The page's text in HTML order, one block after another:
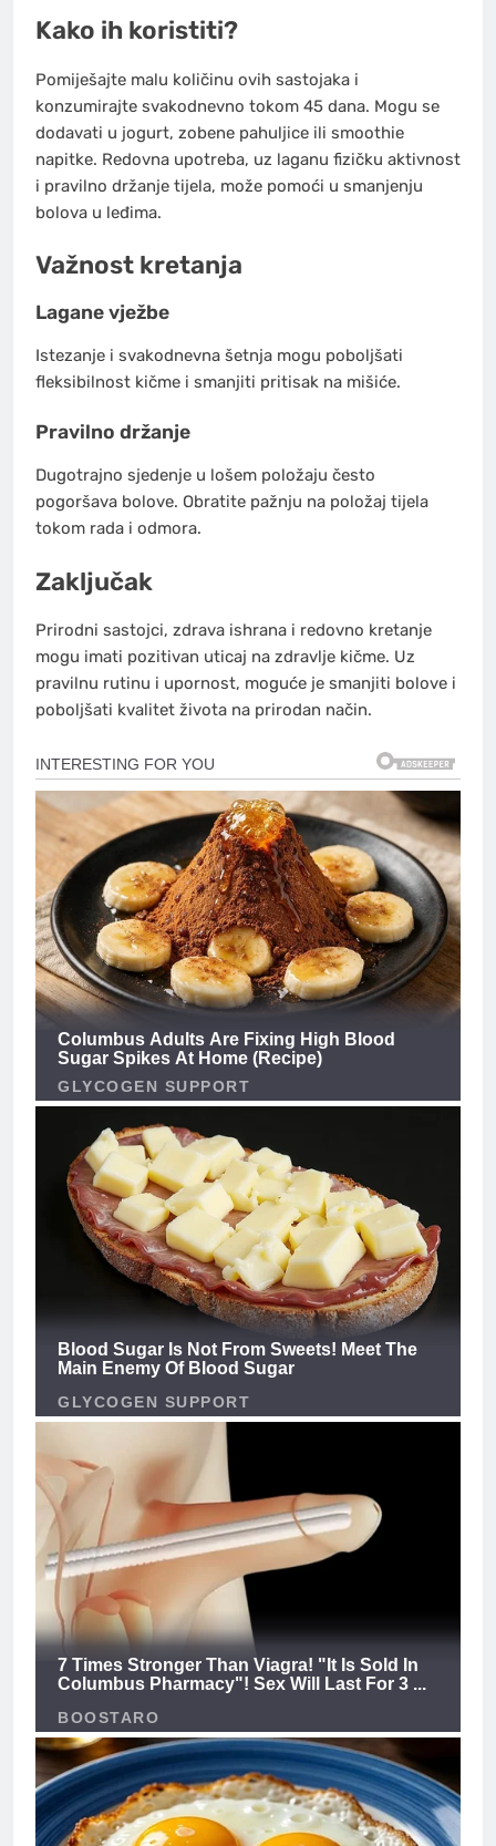
Kako ih koristiti?
Pomiješajte malu količinu ovih sastojaka i
konzumirajte svakodnevno tokom 45 dana. Mogu se
dodavati u jogurt, zobene pahuljice ili smoothie
napitke. Redovna upotreba, uz laganu fizičku aktivnost
i pravilno držanje tijela, može pomoći u smanjenju
bolova u leđima.
Važnost kretanja
Lagane vježbe
Istezanje i svakodnevna šetnja mogu poboljšati
fleksibilnost kičme i smanjiti pritisak na mišiće.
Pravilno držanje
Dugotrajno sjedenje u lošem položaju često
pogoršava bolove. Obratite pažnju na položaj tijela
tokom rada i odmora.
Zaključak
Prirodni sastojci, zdrava ishrana i redovno kretanje
mogu imati pozitivan uticaj na zdravlje kičme. Uz
pravilnu rutinu i upornost, moguće je smanjiti bolove i
poboljšati kvalitet života na prirodan način.